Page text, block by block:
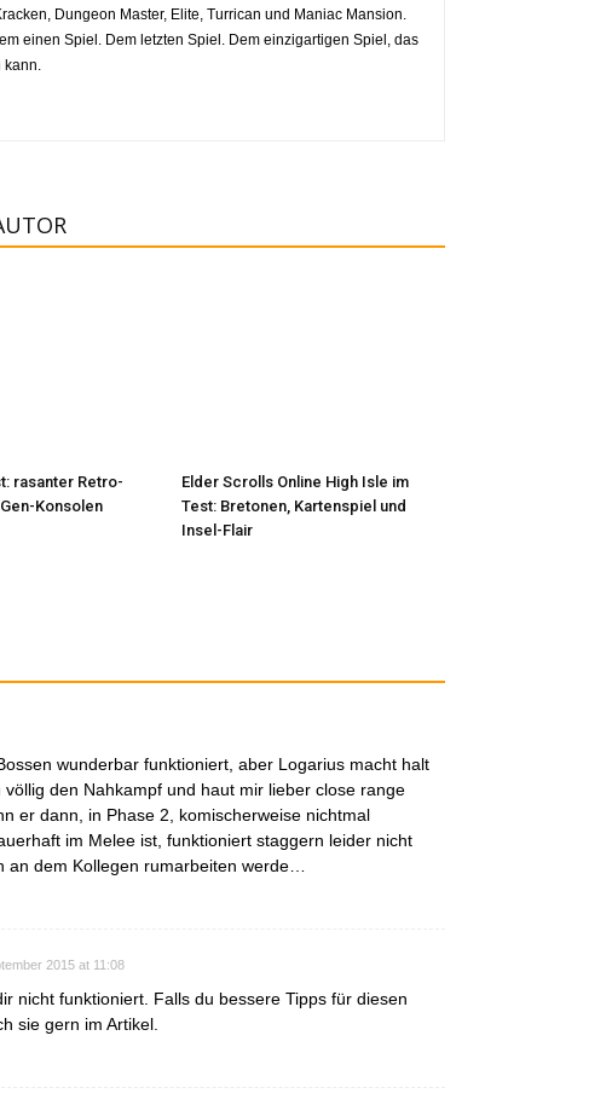
Dungeon Master, Elite, Turrican und Maniac Mansion.
einen Spiel. Dem letzten Spiel. Dem einzigartigen Spiel, das
kann.
rasanter Retro-
Konsolen
Elder Scrolls Online High Isle im
Test: Bretonen, Kartenspiel und
Insel-Flair
wunderbar funktioniert, aber Logarius macht halt
den Nahkampf und haut mir lieber close range
er dann, in Phase 2, komischerweise nichtmal
im Melee ist, funktioniert staggern leider nicht
an dem Kollegen rumarbeiten werde…
2015 at 11:08
nicht funktioniert. Falls du bessere Tipps für diesen
sie gern im Artikel.